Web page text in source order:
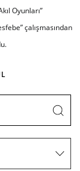
Oyunları”
çalışmasından